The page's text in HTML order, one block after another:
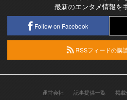
最新のエンタメ情報を
Follow on Facebook
RSSフィードの購
運営会社 記事提供一覧 掲